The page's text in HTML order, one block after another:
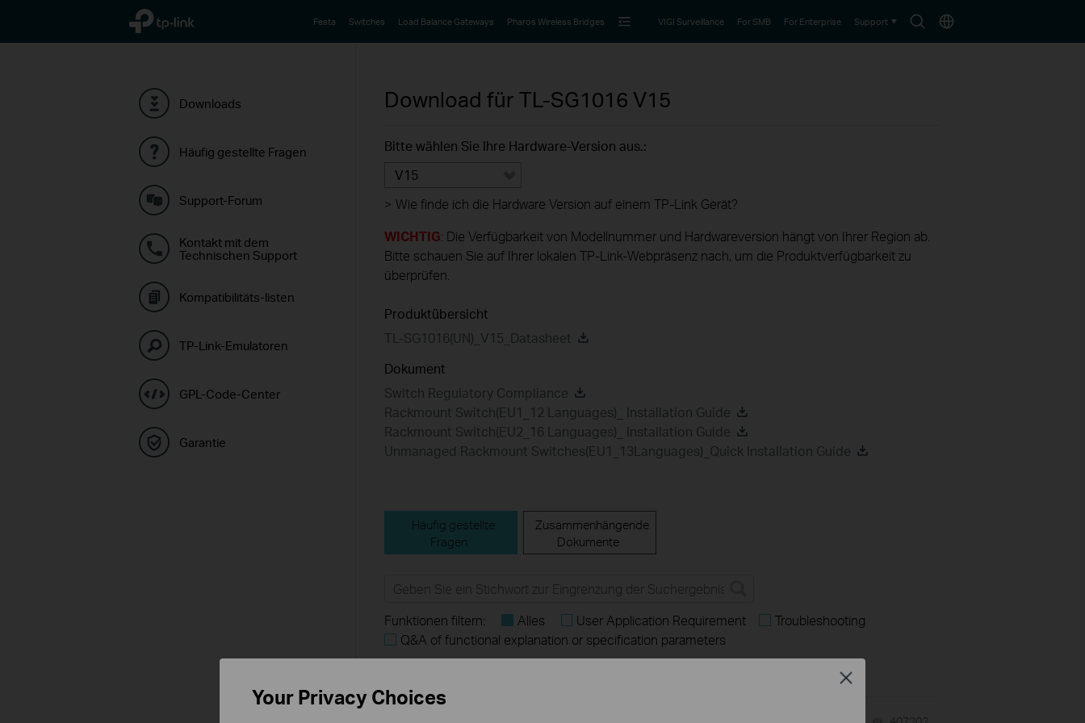
TP-Link, Reliably Smart
SearchChoose
Festa Switches Load Balance Gateways Pharos Wireless Bridges VIGI Surveillance For SMB For Enterprise Support
Downloads
Häufig gestellte Fragen
Support-Forum
Kontakt mit dem
Technischen Support
Kompatibilitäts-listen
TP-Link-Emulatoren
GPL-Code-Center
Garantie
Download für TL-SG1016 V15
Bitte wählen Sie Ihre Hardware-Version aus.:
V15
> Wie finde ich die Hardware Version auf einem TP-Link Gerät?
WICHTIG: Die Verfügbarkeit von Modellnummer und Hardwareversion hängt von Ihrer Region ab.
Bitte schauen Sie auf Ihrer lokalen TP-Link-Webpräsenz nach, um die Produktverfügbarkeit zu
überprüfen.
Produktübersicht
TL-SG1016(UN)_V15_Datasheet
Dokument
Switch Regulatory Compliance
Rackmount Switch(EU1_12 Languages)_ Installation Guide
Rackmount Switch(EU2_16 Languages)_ Installation Guide
Unmanaged Rackmount Switches(EU1_13Languages)_Quick Installation Guide
Häufig gestellte
Fragen
Zusammenhängende
Dokumente
Funktionen filtern: Alles User Application Requirement
Troubleshooting
Q&A of functional explanation or specification parameters
Your Privacy Choices
Close